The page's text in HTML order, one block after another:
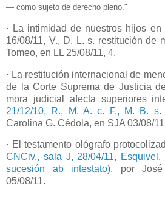
— como sujeto de derecho pleno."
· La intimidad de nuestros hijos
16/08/11, V., D. L. s. restitución de
Tomeo, en LL 25/08/11, 4.
· La restitución internacional de
de la Corte Suprema de Justicia
mora judicial afecta superiores
21/12/10, R., M. A. c. F., M. B.
Carolina G. Cédola, en SJA 03/08/
· El testamento ológrafo
CNCiv., sala J, 28/04/11,
sucesión ab intestato), por
05/08/11.